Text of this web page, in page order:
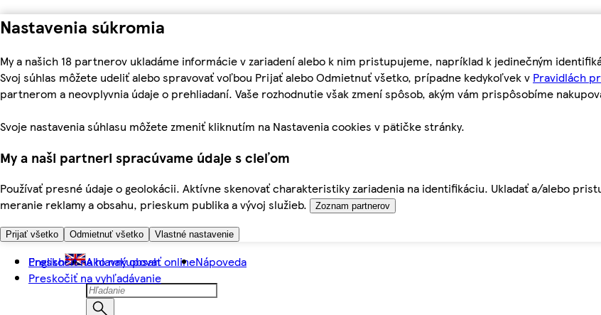
Nastavenia súkromia
My a našich 18 partnerov ukladáme informácie v zariadení alebo k nim pristupujeme, napríklad k jedinečným
Svoj súhlas môžete udeliť alebo spravovať voľbou Prijať alebo Odmietnuť všetko, prípadne kedykoľvek v Pravidlách
partnerom a neovplyvnia údaje o prehliadaní. Vaše rozhodnutie však zmení spôsob, akým vám prispôsobíme
Svoje nastavenia súhlasu môžete zmeniť kliknutím na Nastavenia cookies v pätičke stránky.
My a naši partneri spracúvame údaje s cieľom
Používať presné údaje o geolokácii. Aktívne skenovať charakteristiky zariadenia na identifikáciu. Ukladať a/alebo
meranie reklamy a obsahu, prieskum publika a vývoj služieb.
Zoznam partnerov
Prijať všetko Odmietnuť všetko Vlastné nastavenie
Preskočiť na hlavný obsah
Preskočiť na vyhľadávanie
English Ako nakupovať onlineNápoveda